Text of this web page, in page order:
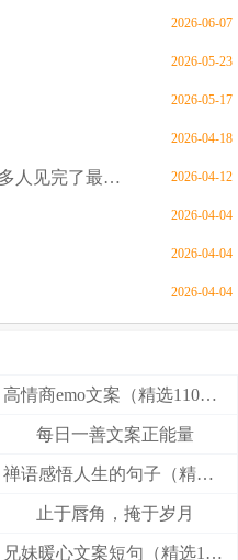
2026-06-07
2026-05-23
2026-05-17
2026-04-18
后来才发现，原来我们已经和很多人见完了最后一面 2026-04-12
2026-04-04
2026-04-04
2026-04-04
高情商emo文案（精选110句）
每日一善文案正能量
禅语感悟人生的句子（精选27句）
止于唇角，掩于岁月
兄妹暖心文案短句（精选100句）